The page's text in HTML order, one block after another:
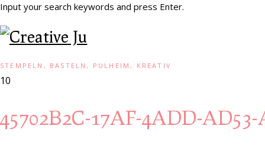
Input your search keywords and press Enter.
STEMPELN, BASTELN, PULHEIM, KREATIV
10
45702B2C-17AF-4ADD-AD53-